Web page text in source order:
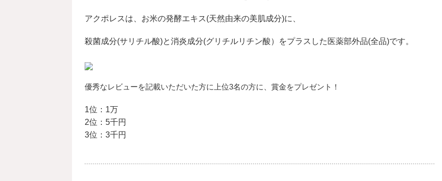
アクポレスは、お米の発酵エキス(天然由来の美肌成分)に、
殺菌成分(サリチル酸)と消炎成分(グリチルリチン酸）をプラスした医薬部外品(全品)です。
優秀なレビューを記載いただいた方に上位3名の方に、賞金をプレゼント！
1位：1万
2位：5千円
3位：3千円